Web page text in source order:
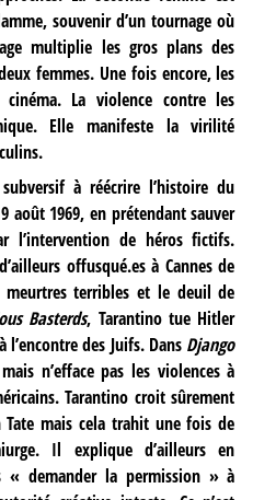
souvenir d’un tournage où
multiplie les gros plans des
femmes. Une fois encore, les
La violence contre les
Elle manifeste la virilité
à réécrire l’histoire du
août 1969, en prétendant sauver
l’intervention de héros fictifs.
offusqué.es à Cannes de
terribles et le deuil de
Basterds, Tarantino tue Hitler
l’encontre des Juifs. Dans Django
n’efface pas les violences à
Tarantino croit sûrement
mais cela trahit une fois de
Il explique d’ailleurs en
« demander la permission » à